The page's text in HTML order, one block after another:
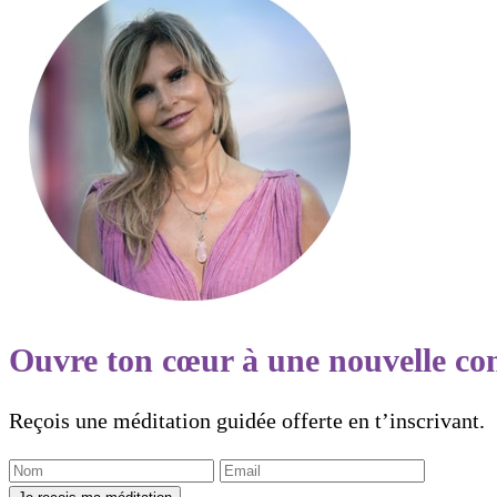
Ouvre ton cœur à une nouvelle
Reçois une méditation guidée offerte en t’inscrivant.